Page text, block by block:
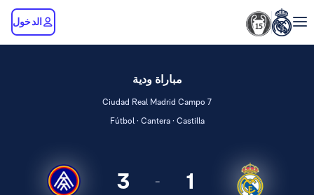
الدخول
مباراة ودية
Ciudad Real Madrid Campo 7
Fútbol · Cantera · Castilla
1
-
3